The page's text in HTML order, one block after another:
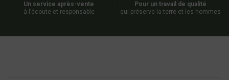
Un service après-vente
à l’écoute et responsable
Pour un travail de qualité
qui préserve la terre et les hommes